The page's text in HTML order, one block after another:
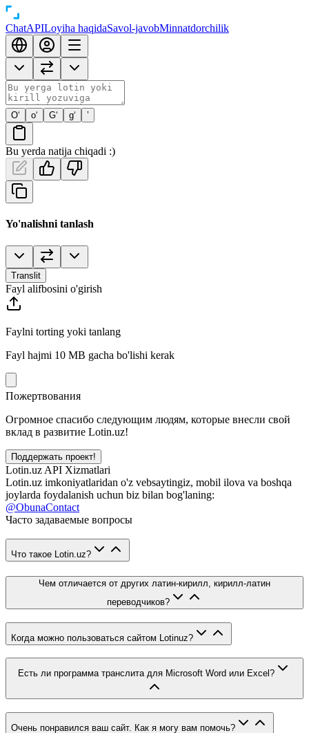
ChatAPILoyiha haqidaSavol-javobMinnatdorchilik
O‘ o‘ G‘ g‘ ’
Bu yerda natija chiqadi :)
Yo'nalishni tanlash
Translit
Fayl alifbosini o'girish
Faylni torting yoki tanlang
Fayl hajmi 10 MB gacha bo'lishi kerak
Пожертвования
Огромное спасибо следующим людям, которые внесли свой
вклад в развитие Lotin.uz!
Поддержать проект!
Lotin.uz API Xizmatlari
Lotin.uz imkoniyatlaridan o'z vebsaytingiz, mobil ilova va boshqa
joylarda foydalanish uchun biz bilan bog'laning:
@ObunaContact
Часто задаваемые вопросы
Что такое Lotin.uz?
Чем отличается от других латин-кирилл, кирилл-латин
переводчиков?
Когда можно пользоваться сайтом Lotinuz?
Есть ли программа транслита для Microsoft Word или Excel?
Очень понравился ваш сайт. Как я могу вам помочь?